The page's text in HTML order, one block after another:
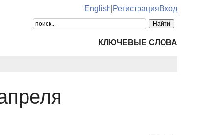
English РегистрацияВход
КЛЮЧЕВЫЕ СЛОВА